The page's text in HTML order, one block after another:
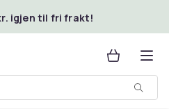
igjen til fri frakt!